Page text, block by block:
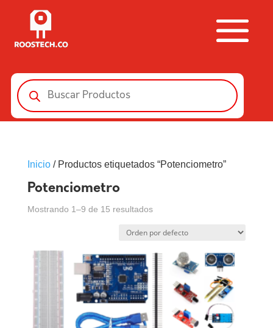
Búsqueda
de
productos
Inicio/ Productos etiquetados “Potenciometro”
Potenciometro
Mostrando 1–9 de 15 resultados